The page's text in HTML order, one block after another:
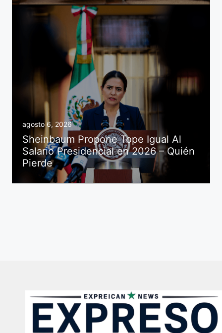
agosto 6, 2026
Sheinbaum Propone Tope Igual Al
Salario Presidencial en 2026 – Quién
Pierde